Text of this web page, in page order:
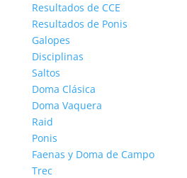
Resultados de CCE
Resultados de Ponis
Galopes
Disciplinas
Saltos
Doma Clásica
Doma Vaquera
Raid
Ponis
Faenas y Doma de Campo
Trec